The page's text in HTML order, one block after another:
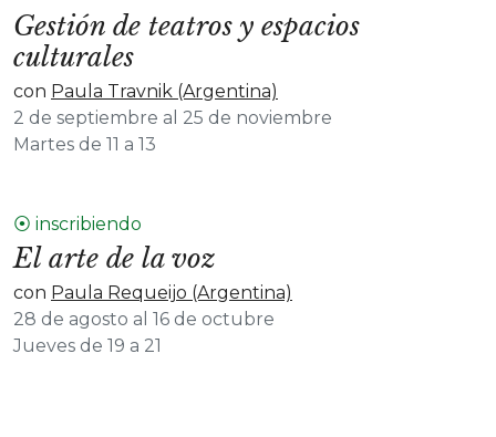
Gestión de teatros y espacios
culturales
con Paula Travnik (Argentina)
2 de septiembre al 25 de noviembre
Martes de 11 a 13
⦿ inscribiendo
El arte de la voz
con Paula Requeijo (Argentina)
28 de agosto al 16 de octubre
Jueves de 19 a 21